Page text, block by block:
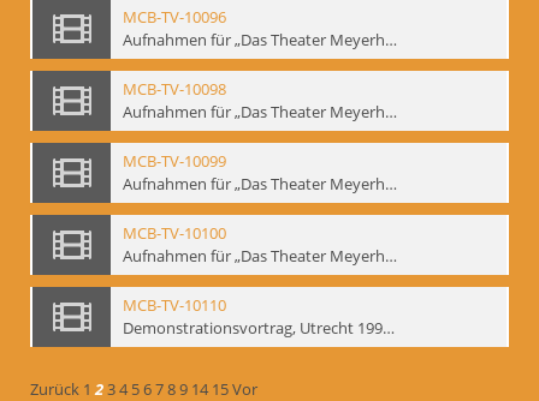
MCB-TV-10096
Aufnahmen für „Das Theater Meyerholds und die Biomechanik“ (6). Biomechanische Grundelemente und szenische Umsetzung, Ausschnitt 2 - Interne Signatur: BM-vid-6_A2
MCB-TV-10098
Aufnahmen für „Das Theater Meyerholds und die Biomechanik“ (7). Biomechanische Etüden – Detailstudien, Ausschnitt 1 - Interne Signatur: BM-vid-7_A1
MCB-TV-10099
Aufnahmen für „Das Theater Meyerholds und die Biomechanik“ (7). Biomechanische Etüden – Detailstudien, Ausschnitt 2 - Interne Signatur: BM-vid-7_A2
MCB-TV-10100
Aufnahmen für „Das Theater Meyerholds und die Biomechanik“ (7). Biomechanische Etüden – Detailstudien, Ausschnitt 3 - Interne Signatur: BM-vid-7_A3
MCB-TV-10110
Demonstrationsvortrag, Utrecht 1991 (1) - Interne Signatur: BM-vid-17
Zurück 1 234 56789 14 15Vor